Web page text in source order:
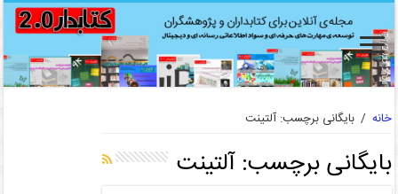
خانه / بایگانی برچسب: آلتینت
بایگانی برچسب: آلتینت